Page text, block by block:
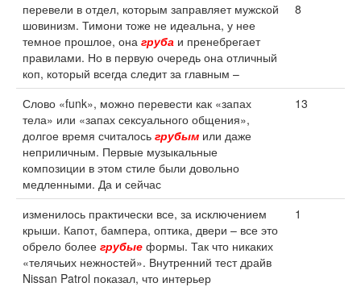
перевели в отдел, которым заправляет мужской
шовинизм. Тимони тоже не идеальна, у нее
темное прошлое, она груба и пренебрегает
правилами. Но в первую очередь она отличный
коп, который всегда следит за главным –
8
Слово «funk», можно перевести как «запах
тела» или «запах сексуального общения»,
долгое время считалось грубым или даже
неприличным. Первые музыкальные
композиции в этом стиле были довольно
медленными. Да и сейчас
13
изменилось практически все, за исключением
крыши. Капот, бампера, оптика, двери – все это
обрело более грубые формы. Так что никаких
«телячьих нежностей». Внутренний тест драйв
Nissan Patrol показал, что интерьер
1